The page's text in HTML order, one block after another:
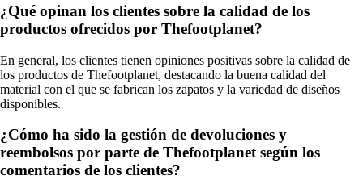
¿Qué opinan los clientes sobre la calidad de los
productos ofrecidos por Thefootplanet?
En general, los clientes tienen opiniones positivas sobre la calidad de
los productos de Thefootplanet, destacando la buena calidad del
material con el que se fabrican los zapatos y la variedad de diseños
disponibles.
¿Cómo ha sido la gestión de devoluciones y
reembolsos por parte de Thefootplanet según los
comentarios de los clientes?